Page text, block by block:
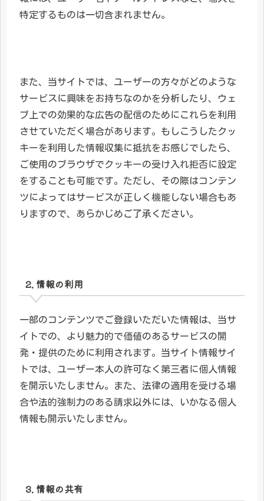
特定するものは一切含まれません。
また、当サイトでは、ユーザーの方々がどのような
サービスに興味をお持ちなのかを分析したり、ウェ
ブ上での効果的な広告の配信のためにこれらを利用
させていただく場合があります。もしこうしたクッ
キーを利用した情報収集に抵抗をお感じでしたら、
ご使用のブラウザでクッキーの受け入れ拒否に設定
をすることも可能です。ただし、その際はコンテン
ツによってはサービスが正しく機能しない場合もあ
りますので、あらかじめご了承ください。
2. 情報の利用
一部のコンテンツでご登録いただいた情報は、当サ
イトでの、より魅力的で価値のあるサービスの開
発・提供のために利用されます。当サイト情報サイ
トでは、ユーザー本人の許可なく第三者に個人情報
を開示いたしません。また、法律の適用を受ける場
合や法的強制力のある請求以外には、いかなる個人
情報も開示いたしません。
3. 情報の共有